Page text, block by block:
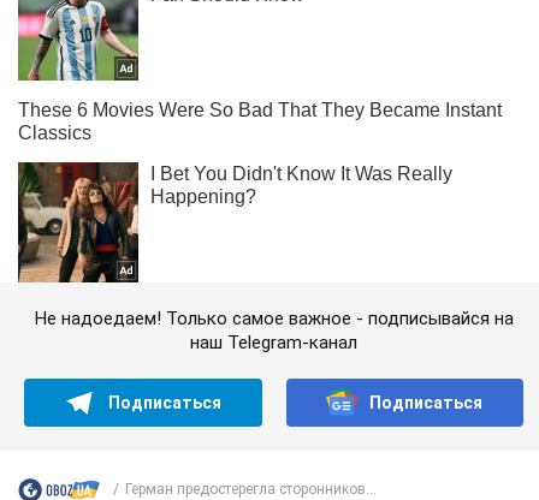
Не надоедаем! Только самое важное - подписывайся на
наш Telegram-канал
Подписаться Подписаться
Герман предостерегла сторонников...